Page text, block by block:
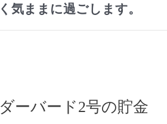
気ままに過ごします。
ーバード2号の貯金